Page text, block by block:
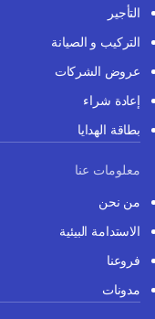
التأجير
التركيب و الصيانة
عروض الشركات
إعادة شراء
بطاقة الهدايا
معلومات عنا
من نحن
الاستدامة البيئية
فروعنا
مدونات